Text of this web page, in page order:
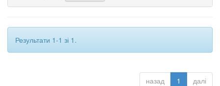
Результати 1-1 зі 1.
назад 1 далі